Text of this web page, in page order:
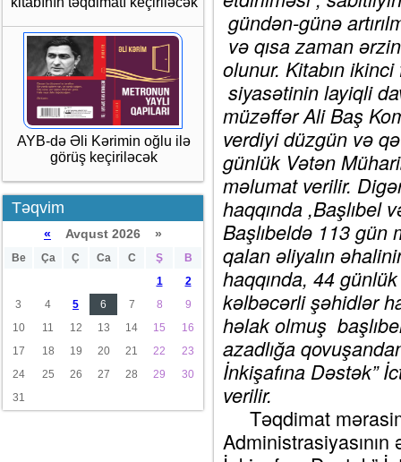
AYB-də Əli Kərimin oğlu ilə
görüş keçiriləcək
Təqvim
« Avqust 2026 »
Be Ça Ç Ca C Ş
B
1
2
3
4 5 6 7 8
9
10
11 12 13 14 15
16
17
18 19 20 21 22
23
24
25 26 27 28 29
30
31
gündən-günə
və qısa zaman
olunur. Kitabın
siyasətinin layiqli
müzəffər Ali Baş
verdiyi düzgün və
günlük Vətən
məlumat verilir.
haqqında ,Başlıbel
Başlıbeldə 113 gün
qalan əliyalın
haqqında, 44
kəlbəcərli şəhidlər
həlak olmuş
azadlığa
İnkişafına Dəstək”
verilir.
Təqdimat
Administrasiyasının